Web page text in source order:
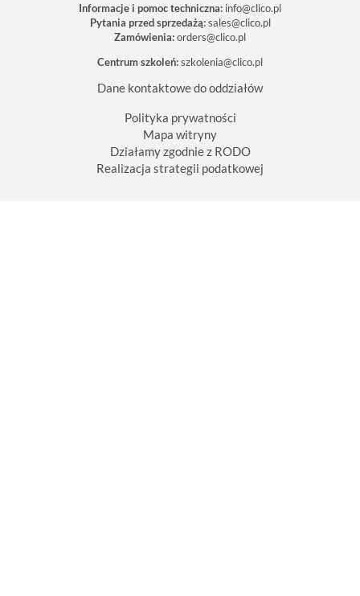
Informacje i pomoc techniczna: info@clico.pl
Pytania przed sprzedażą: sales@clico.pl
Zamówienia:orders@clico.pl
Centrum szkoleń:szkolenia@clico.pl
Dane kontaktowe do oddziałów
Polityka prywatności
Mapa witryny
Działamy zgodnie z RODO
Realizacja strategii podatkowej